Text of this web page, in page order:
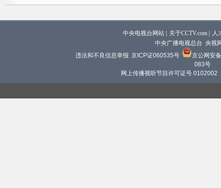
中央电视台网站 关于CCTV.com
人
中央广播电视总台 央视
违法和不良信息举报 京ICP证060535号
京公网安
083号
网上传播视听节目许可证号